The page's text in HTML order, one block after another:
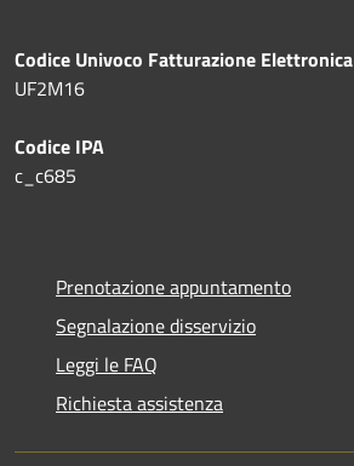
Codice Univoco Fatturazione Elettronica
UF2M16
Codice IPA
c_c685
Prenotazione appuntamento
Segnalazione disservizio
Leggi le FAQ
Richiesta assistenza